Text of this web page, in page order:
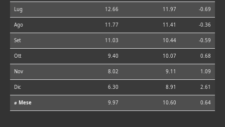
Lug 12.66 11.97 -0.69
Ago 11.77 11.41 -0.36
Set 11.03 10.44 -0.59
Ott 9.40 10.07 0.68
Nov 8.02 9.11 1.09
Dic 6.30 8.91 2.61
⌀ Mese 9.97 10.60 0.64